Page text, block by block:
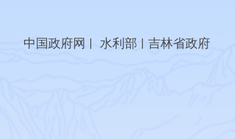
中国政府网 水利部 吉林省政府